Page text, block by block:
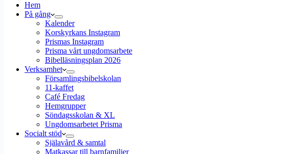
Hem
På gång
Kalender
Korskyrkans Instagram
Prismas Instagram
Prisma vårt ungdomsarbete
Bibelläsningsplan 2026
Verksamhet
Församlingsbibelskolan
11-kaffet
Café Fredag
Hemgrupper
Söndagsskolan & XL
Ungdomsarbetet Prisma
Socialt stöd
Själavård & samtal
Matkassar till barnfamiljer